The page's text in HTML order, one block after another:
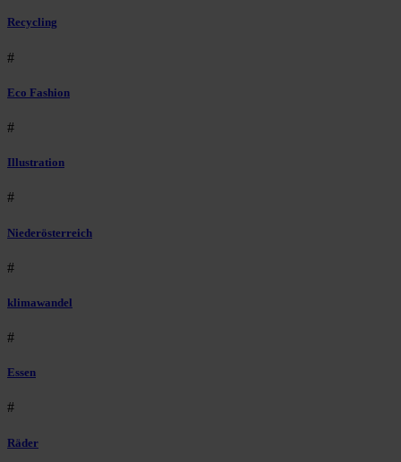
Recycling
#
Eco Fashion
#
Illustration
#
Niederösterreich
#
klimawandel
#
Essen
#
Räder